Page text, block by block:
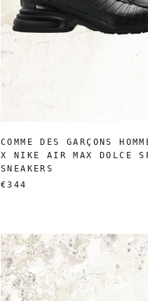
COMME DES GARÇONS
X NIKE AIR MAX DOLCE
SNEAKERS
€344